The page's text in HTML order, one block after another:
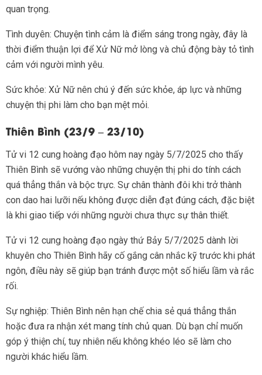
quan trọng.
Tình duyên: Chuyện tình cảm là điểm sáng trong ngày, đây là
thời điểm thuận lợi để Xử Nữ mở lòng và chủ động bày tỏ tình
cảm với người mình yêu.
Sức khỏe: Xử Nữ nên chú ý đến sức khỏe, áp lực và những
chuyện thị phi làm cho bạn mệt mỏi.
Thiên Bình (23/9 – 23/10)
Tử vi 12 cung hoàng đạo hôm nay ngày 5/7/2025 cho thấy
Thiên Bình sẽ vướng vào những chuyện thị phi do tính cách
quá thẳng thắn và bộc trực. Sự chân thành đôi khi trở thành
con dao hai lưỡi nếu không được diễn đạt đúng cách, đặc biệt
là khi giao tiếp với những người chưa thực sự thân thiết.
Tử vi 12 cung hoàng đạo ngày thứ Bảy 5/7/2025 dành lời
khuyên cho Thiên Bình hãy cố gắng cân nhắc kỹ trước khi phát
ngôn, điều này sẽ giúp bạn tránh được một số hiểu lầm và rắc
rối.
Sự nghiệp: Thiên Bình nên hạn chế chia sẻ quá thẳng thắn
hoặc đưa ra nhận xét mang tính chủ quan. Dù bạn chỉ muốn
góp ý thiện chí, tuy nhiên nếu không khéo léo sẽ làm cho
người khác hiểu lầm.